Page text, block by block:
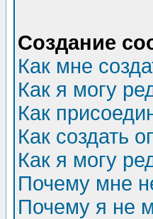
Создание
Как мне
Как я могу
Как
Как создать
Как я могу
Почему мне
Почему я не